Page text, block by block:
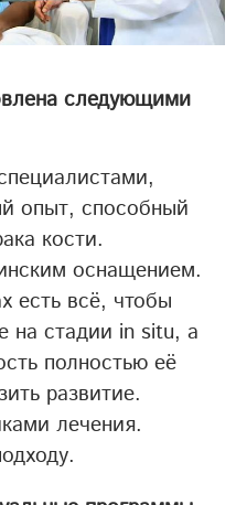
следующими
опыт, способный
кости.
оснащением.
есть всё, чтобы
на стадии in situ, а
полностью её
развитие.
лечения.